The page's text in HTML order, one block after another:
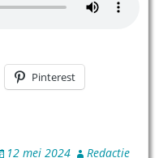
Pinterest
12 mei 2024 Redactie